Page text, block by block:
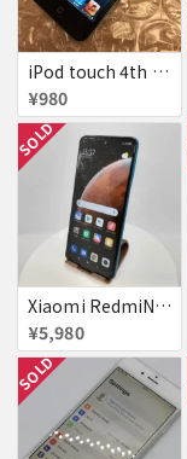
iPod touch 4th 32GB バッテリー劣化あり
¥980
SOLD
Xiaomi RedmiNote9S SIMフリー 863954040594602
¥5,980
SOLD